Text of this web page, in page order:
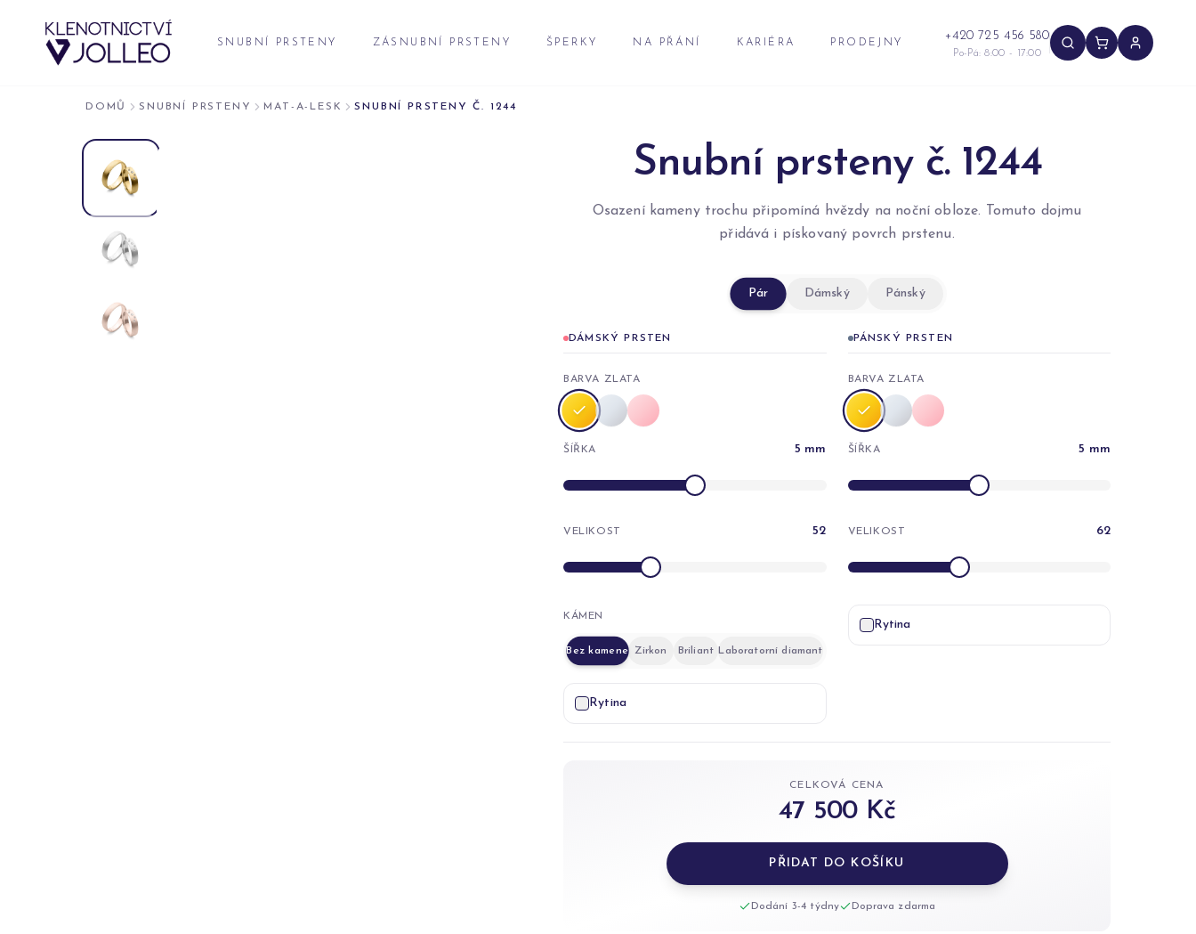
SNUBNÍ PRSTENY ZÁSNUBNÍ PRSTENY ŠPERKY NA PŘÁNÍ KARIÉRA PRODEJNY +420 725 456 580
Po-Pá: 8:00 - 17:00
DOMŮ SNUBNÍ PRSTENY MAT-A-LESK SNUBNÍ PRSTENY Č. 1244
Snubní prsteny č. 1244
Osazení kameny trochu připomíná hvězdy na noční obloze. Tomuto dojmu
přidává i pískovaný povrch prstenu.
Pár Dámský Pánský
DÁMSKÝ PRSTEN
BARVA ZLATA
ŠÍŘKA 5 mm
VELIKOST 52
KÁMEN
Bez kamene Zirkon Briliant Laboratorní diamant
Rytina
PÁNSKÝ PRSTEN
BARVA ZLATA
ŠÍŘKA 5 mm
VELIKOST 62
Rytina
CELKOVÁ CENA
47 500 Kč
PŘIDAT DO KOŠÍKU
Dodání 3-4 týdny Doprava zdarma